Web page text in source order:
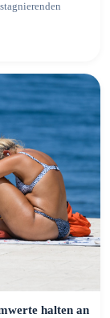
halten an